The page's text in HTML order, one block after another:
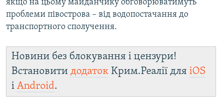
якщо на цьому майданчику обговорюватимуть
проблеми півострова – від водопостачання до
транспортного сполучення.
Новини без блокування і цензури!
Встановити додаток Крим.Реалії для iOS
і Android.